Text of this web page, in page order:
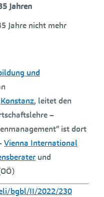
Jahren
Jahre nicht mehr
und
Konstanz, leitet den
–
ist dort
Vienna International
und
bgbl/II/2022/230